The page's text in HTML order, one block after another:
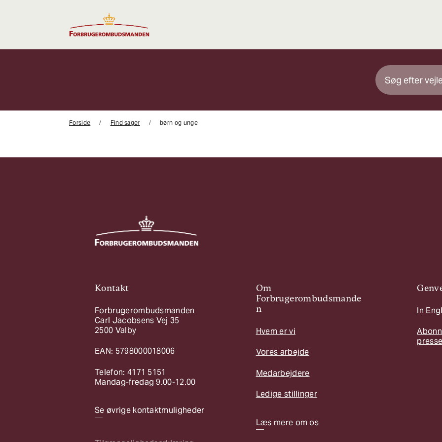
Forside Find sager børn og unge
Kontakt
Forbrugerombudsmanden
Carl Jacobsens Vej 35
2500 Valby
EAN: 5798000018006
Telefon: 4171 5151
Mandag-fredag 9.00-12.00
Se øvrige kontaktmuligheder
Om
Forbrugerombudsmande
n
Hvem er vi
Vores arbejde
Medarbejdere
Ledige stillinger
Læs mere om os
In